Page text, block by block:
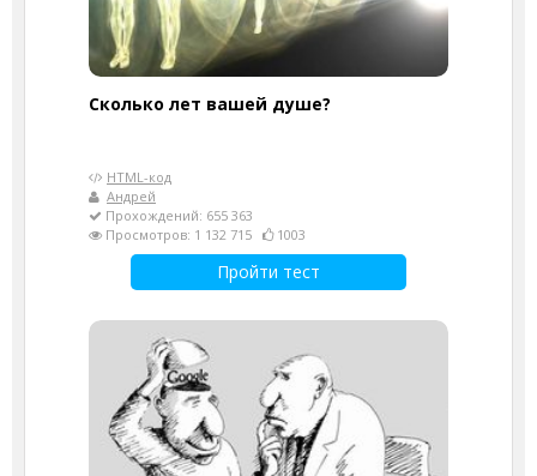
Cколько лет вашей душе?
HTML-код
Андрей
Прохождений: 655 363
Просмотров: 1 132 715
1003
Пройти тест